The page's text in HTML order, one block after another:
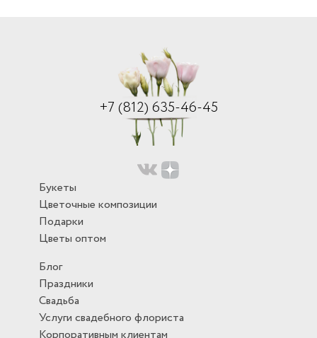
+7 (812) 635-46-45
Букеты
Цветочные композиции
Подарки
Цветы оптом
Блог
Праздники
Свадьба
Услуги свадебного флориста
Корпоративным клиентам